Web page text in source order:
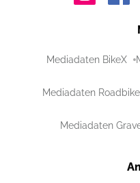
Mediadaten BikeX
Mediadaten Roadbike
Mediadaten